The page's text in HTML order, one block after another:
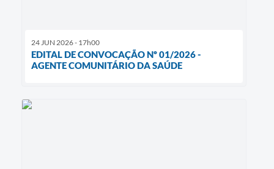
24 JUN 2026 - 17h00
EDITAL DE CONVOCAÇÃO Nº 01/2026 -
AGENTE COMUNITÁRIO DA SAÚDE